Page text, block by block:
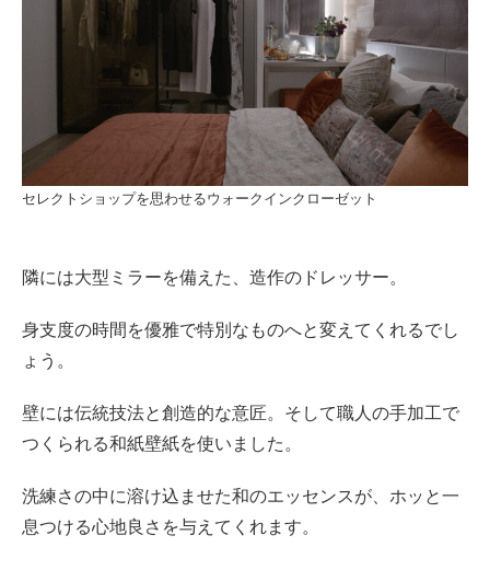
セレクトショップを思わせるウォークインクローゼット
隣には大型ミラーを備えた、造作のドレッサー。
身支度の時間を優雅で特別なものへと変えてくれるでし
ょう。
壁には伝統技法と創造的な意匠。そして職人の手加工で
つくられる和紙壁紙を使いました。
洗練さの中に溶け込ませた和のエッセンスが、ホッと一
息つける心地良さを与えてくれます。